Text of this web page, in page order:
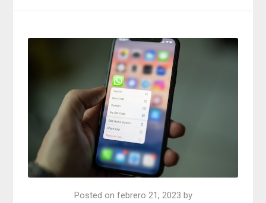
Posted on febrero 21, 2023 by